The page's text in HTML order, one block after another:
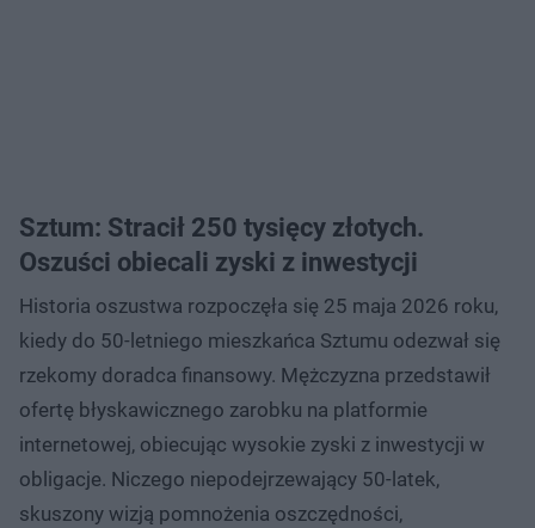
Sztum: Stracił 250 tysięcy złotych.
Oszuści obiecali zyski z inwestycji
Historia oszustwa rozpoczęła się 25 maja 2026 roku,
kiedy do 50-letniego mieszkańca Sztumu odezwał się
rzekomy doradca finansowy. Mężczyzna przedstawił
ofertę błyskawicznego zarobku na platformie
internetowej, obiecując wysokie zyski z inwestycji w
obligacje. Niczego niepodejrzewający 50-latek,
skuszony wizją pomnożenia oszczędności,